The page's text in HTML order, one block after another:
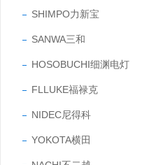
SHIMPO力新宝
SANWA三和
HOSOBUCHI细渊电灯
FLLUKE福禄克
NIDEC尼得科
YOKOTA横田